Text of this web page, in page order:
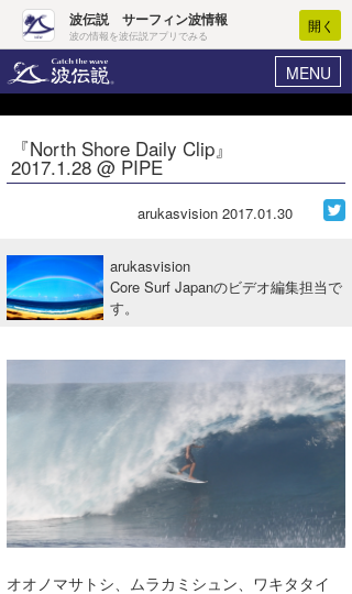
波伝説 サーフィン波情報
波の情報を波伝説アプリでみる
開く
MENU
ヘルプ マイホーム
ログイン
波情報･概況
WAVE HUNTER 波予想ツール
ニュース
サーフィンエリアガイド
会員メニュー
今月のプレゼント
『North Shore Daily Clip』
2017.1.28 @ PIPE
arukasvision 2017.01.30
arukasvision
Core Surf Japanのビデオ編集担当で
す。
オオノマサトシ、ムラカミシュン、ワキタタイ
Core Surf Japan
アート＆エンタメ
ショップ情報
ショップ情報
湘南
千葉北
ウラナミ
お知らせ